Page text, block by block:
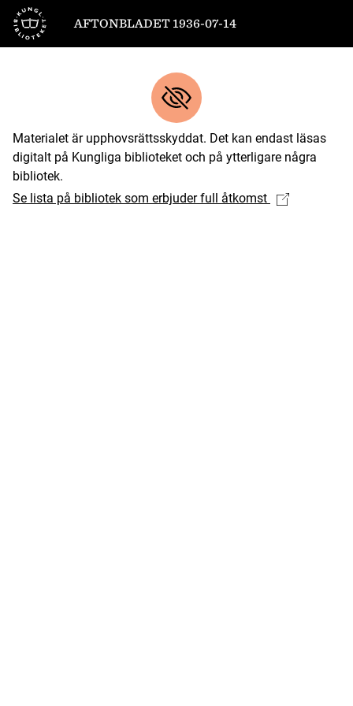
Till startsidan
AFTONBLADET 1936-07-14
Materialet är upphovsrättsskyddat. Det kan endast läsas
digitalt på Kungliga biblioteket och på ytterligare några
bibliotek.
Se lista på bibliotek som erbjuder full åtkomst